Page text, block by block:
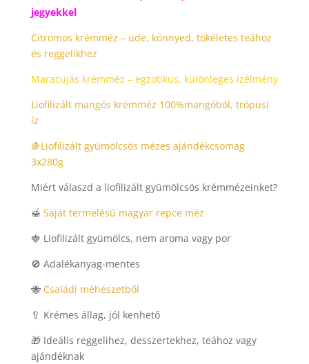
jegyekkel
Citromos krémméz – üde, könnyed, tökéletes teához
és reggelikhez
Maracujás krémméz – egzotikus, különleges ízélmény
Liofilizált mangós krémméz 100%mangóból, trópusi
íz
🍇Liofilizált gyümölcsös mézes ajándékcsomag
3x280g
Miért válaszd a liofilizált gyümölcsös krémmézeinket?
🍯 Saját termelésű magyar repce méz
🍓 Liofilizált gyümölcs, nem aroma vagy por
🚫 Adalékanyag-mentes
🐝 Családi méhészetből
🥄 Krémes állag, jól kenhető
🎁 Ideális reggelihez, desszertekhez, teához vagy
ajándéknak